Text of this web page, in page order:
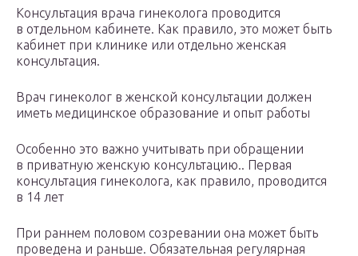
Консультация врача гинеколога проводится
в отдельном кабинете. Как правило, это может быть
кабинет при клинике или отдельно женская
консультация.
Врач гинеколог в женской консультации должен
иметь медицинское образование и опыт работы
Особенно это важно учитывать при обращении
в приватную женскую консультацию.. Первая
консультация гинеколога, как правило, проводится
в 14 лет
При раннем половом созревании она может быть
проведена и раньше. Обязательная регулярная